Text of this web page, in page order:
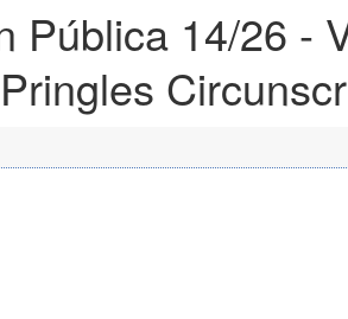
Pública 14/26 -